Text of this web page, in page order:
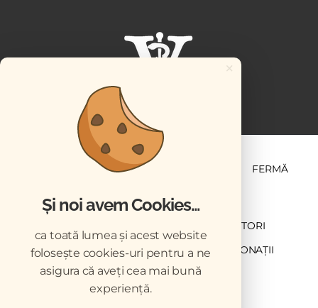
ȘTIINȚĂ ȘI PRACTICĂ FERMĂ
CONTRIBUTORI
DESCĂRCĂRI ACREDITARE CMVRO DONAȚII
CHESTIONAR
×
Și noi avem Cookies...
ca toată lumea și acest website
folosește cookies-uri pentru a ne
asigura că aveți cea mai bună
experiență.